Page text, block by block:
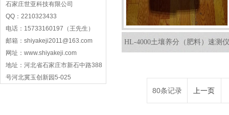
石家庄世亚科技有限公司
QQ：2210323433
电话：15733160197（王先生）
邮箱：shiyakeji2011@163.com
网址：www.shiyakeji.com
地址：河北省石家庄市新石中路388
号河北冀玉创新园5-025
HL-4000土壤养分（肥料）速测仪
80条记录 上一页